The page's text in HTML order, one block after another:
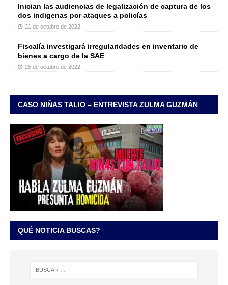
Inician las audiencias de legalización de captura de los
dos indigenas por ataques a policías
21 de octubre de 2022
Fiscalía investigará irregularidades en inventario de
bienes a cargo de la SAE
25 de octubre de 2022
CASO NIÑAS TALIO – ENTREVISTA ZULMA GUZMÁN
QUÉ NOTICIA BUSCAS?